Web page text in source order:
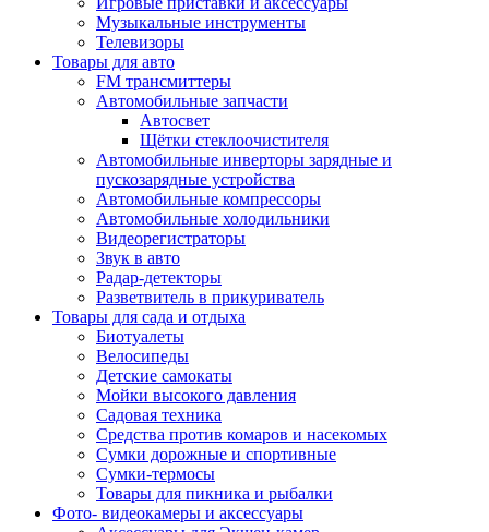
Музыкальные инструменты
Телевизоры
Товары для авто
FM трансмиттеры
Автомобильные запчасти
Автосвет
Щётки стеклоочистителя
Автомобильные инверторы зарядные и
пускозарядные устройства
Автомобильные компрессоры
Автомобильные холодильники
Видеорегистраторы
Звук в авто
Радар-детекторы
Разветвитель в прикуриватель
Товары для сада и отдыха
Биотуалеты
Велосипеды
Детские самокаты
Мойки высокого давления
Садовая техника
Средства против комаров и насекомых
Сумки дорожные и спортивные
Сумки-термосы
Товары для пикника и рыбалки
Фото- видеокамеры и аксессуары